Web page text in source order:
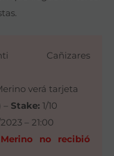
verá tarjeta
– Stake: 1/10
– 21:00
no recibió